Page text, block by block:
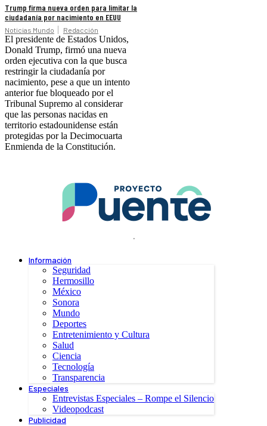
Trump firma nueva orden para limitar la
ciudadanía por nacimiento en EEUU
Noticias Mundo Redacción
El presidente de Estados Unidos,
Donald Trump, firmó una nueva
orden ejecutiva con la que busca
restringir la ciudadanía por
nacimiento, pese a que un intento
anterior fue bloqueado por el
Tribunal Supremo al considerar
que las personas nacidas en
territorio estadounidense están
protegidas por la Decimocuarta
Enmienda de la Constitución.
.
Información
Seguridad
Hermosillo
México
Sonora
Mundo
Deportes
Entretenimiento y Cultura
Salud
Ciencia
Tecnología
Transparencia
Especiales
Entrevistas Especiales – Rompe el Silencio
Videopodcast
Publicidad